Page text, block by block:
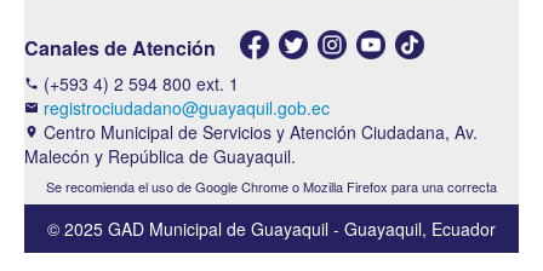
Canales de Atención
phone (+593 4) 2 594 800 ext. 1
email registrociudadano@guayaquil.gob.ec
location_on Centro Municipal de Servicios y Atención Ciudadana, Av.
Malecón y República de Guayaquil.
Se recomienda el uso de Google Chrome o Mozilla Firefox para una correcta
navegación en el sitio
© 2025 GAD Municipal de Guayaquil - Guayaquil, Ecuador